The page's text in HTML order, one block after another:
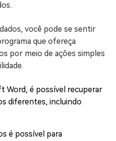
você pode se sentir
que ofereça
por meio de ações simples
Word, é possível recuperar
diferentes, incluindo
é possível para